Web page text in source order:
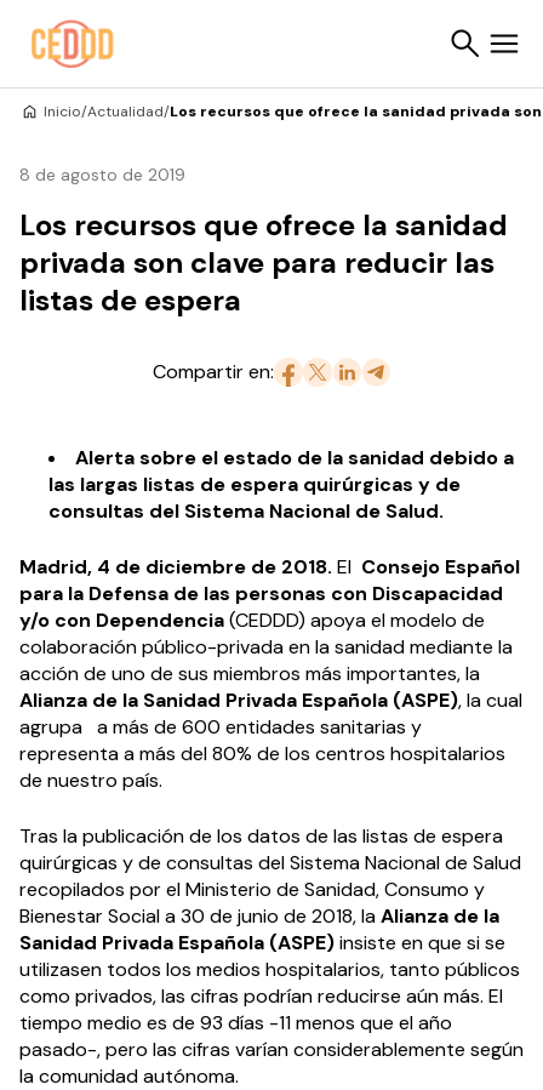
Inicio/Actualidad/Los recursos que ofrece la sanidad privada
8 de agosto de 2019
Los recursos que ofrece la sanidad
privada son clave para reducir las
listas de espera
Compartir en:
Alerta sobre el estado de la sanidad debido a
las largas listas de espera quirúrgicas y de
consultas del Sistema Nacional de Salud.
Madrid, 4 de diciembre de 2018. El Consejo Español
para la Defensa de las personas con Discapacidad
y/o con Dependencia(CEDDD) apoya el modelo de
colaboración público-privada en la sanidad mediante la
acción de uno de sus miembros más importantes, la
Alianza de la Sanidad Privada Española (ASPE), la cual
agrupa a más de 600 entidades sanitarias y
representa a más del 80% de los centros hospitalarios
de nuestro país.
Tras la publicación de los datos de las listas de espera
quirúrgicas y de consultas del Sistema Nacional de Salud
recopilados por el Ministerio de Sanidad, Consumo y
Bienestar Social a 30 de junio de 2018, laAlianza de la
Sanidad Privada Española (ASPE)insiste en que si se
utilizasen todos los medios hospitalarios, tanto públicos
como privados, las cifras podrían reducirse aún más. El
tiempo medio es de 93 días -11 menos que el año
pasado-, pero las cifras varían considerablemente según
la comunidad autónoma.